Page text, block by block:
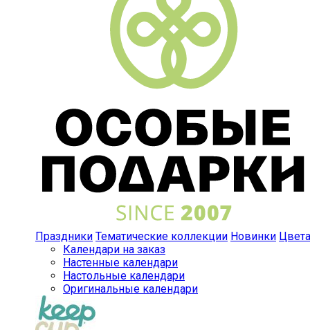
Праздники Тематические коллекции Новинки Цвета
Календари на заказ
Настенные календари
Настольные календари
Оригинальные календари